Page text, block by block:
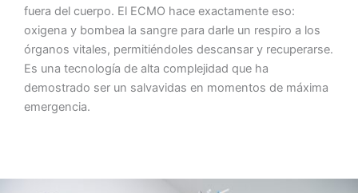
fuera del cuerpo. El ECMO hace exactamente eso:
oxigena y bombea la sangre para darle un respiro a los
órganos vitales, permitiéndoles descansar y recuperarse.
Es una tecnología de alta complejidad que ha
demostrado ser un salvavidas en momentos de máxima
emergencia.